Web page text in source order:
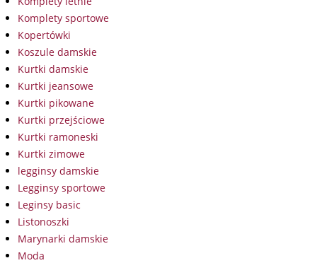
Komplety sportowe
Kopertówki
Koszule damskie
Kurtki damskie
Kurtki jeansowe
Kurtki pikowane
Kurtki przejściowe
Kurtki ramoneski
Kurtki zimowe
legginsy damskie
Legginsy sportowe
Leginsy basic
Listonoszki
Marynarki damskie
Moda